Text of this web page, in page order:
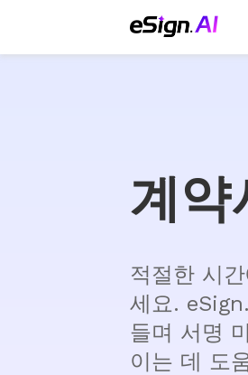
계약
적절한 시
세요.
들며 서명
이는 데 도